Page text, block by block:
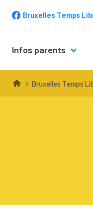
Bruxelles Temps
Infos parents
Bruxelles Temps